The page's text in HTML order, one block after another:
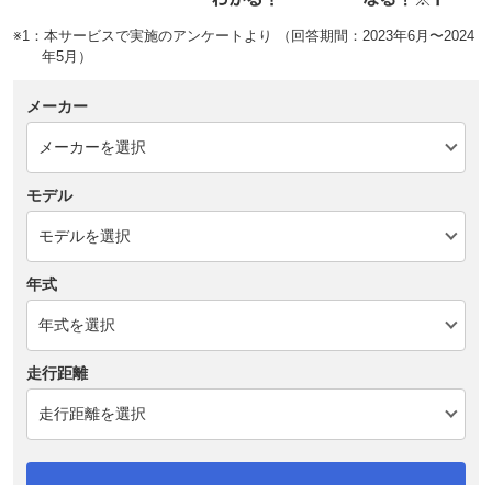
※1：本サービスで実施のアンケートより （回答期間：2023年6月〜2024
年5月）
メーカー
モデル
年式
走行距離